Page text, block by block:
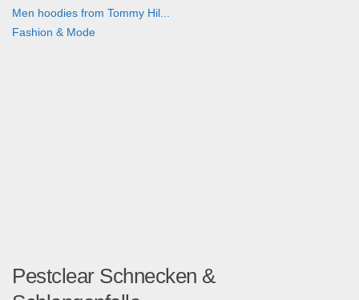
Men hoodies from Tommy Hil...
Fashion & Mode
Pestclear Schnecken &